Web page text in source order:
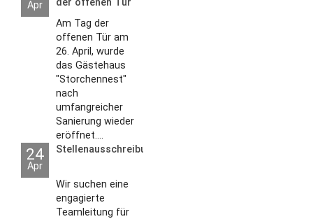
Apr
2026
Am Tag der
offenen Tür am
26. April, wurde
das Gästehaus
"Storchennest"
nach
umfangreicher
Sanierung wieder
eröffnet....
24
Apr
Stellenausschreibungen
Wir suchen eine
engagierte
Teamleitung für